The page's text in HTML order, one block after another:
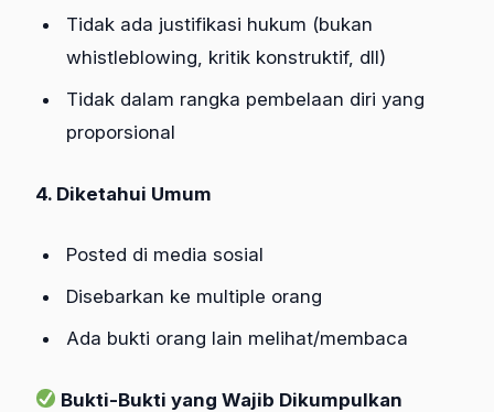
Tidak ada justifikasi hukum (bukan
whistleblowing, kritik konstruktif, dll)
Tidak dalam rangka pembelaan diri yang
proporsional
4. Diketahui Umum
Posted di media sosial
Disebarkan ke multiple orang
Ada bukti orang lain melihat/membaca
Bukti-Bukti yang Wajib Dikumpulkan